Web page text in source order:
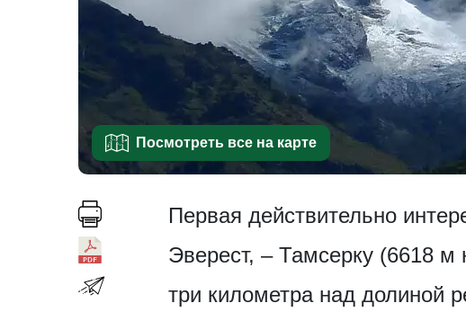
Посмотреть все на карте
Первая действительно
Эверест, – Тамсерку (6618
три километра над долиной